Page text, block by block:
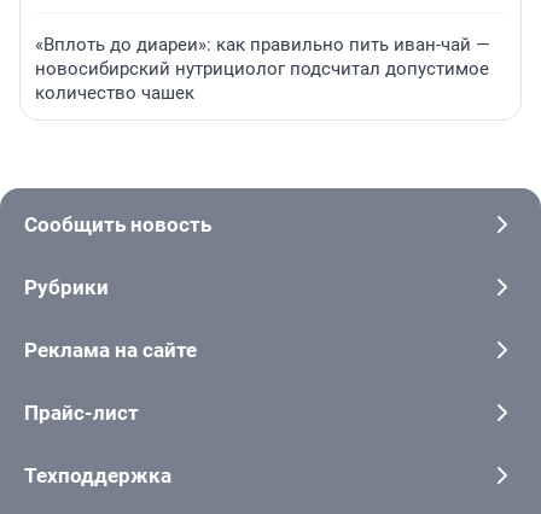
«Вплоть до диареи»: как правильно пить иван-чай —
новосибирский нутрициолог подсчитал допустимое
количество чашек
Сообщить новость
Рубрики
Реклама на сайте
Прайс-лист
Техподдержка